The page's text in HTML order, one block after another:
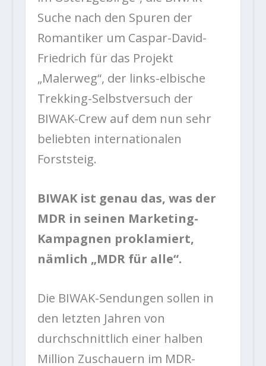
Suche nach den Spuren der
Romantiker um Caspar-David-
Friedrich für das Projekt
„Malerweg“, der links-elbische
Trekking-Selbstversuch der
BIWAK-Crew auf dem nun sehr
beliebten internationalen
Forststeig.
BIWAK ist genau das, was der
MDR in seinen Marketing-
Kampagnen proklamiert,
nämlich „MDR für alle“.
Die BIWAK-Sendungen sollen in
den letzten Jahren von
durchschnittlich einer halben
Million Zuschauern im MDR-